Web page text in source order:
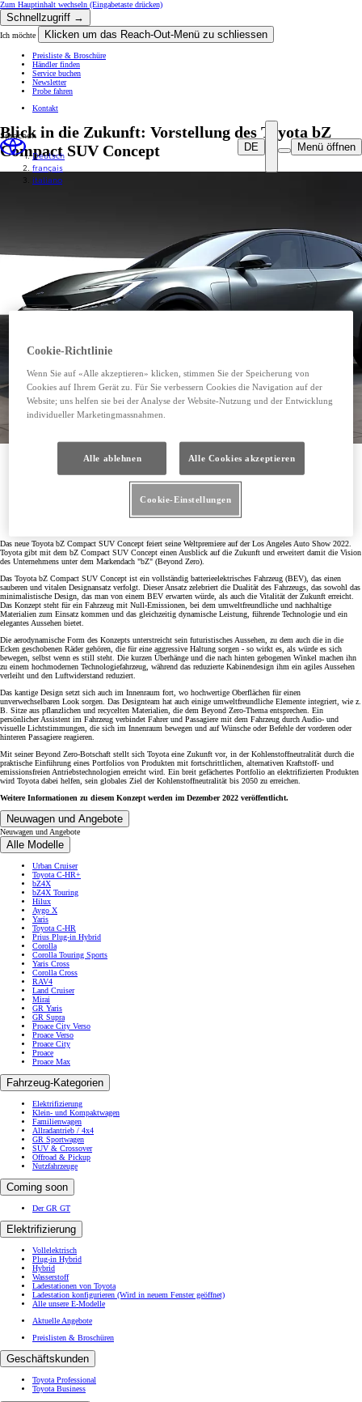
Zum Hauptinhalt wechseln (Eingabetaste drücken)
Schnellzugriff →
Ich möchte Klicken um das Reach-Out-Menü zu schliessen
Preisliste & Broschüre
Händler finden
Service buchen
Newsletter
Probe fahren
Kontakt
DE
Sprachen
Deutsch
français
italiano
Menü öffnen
Blick in die Zukunft: Vorstellung des Toyota bZ
Compact SUV Concept
Der bZ Compact SUV Concept ist Ausdruck eines sauberen/vitalen Designansatzes in Verbindung
Modernes Innendesign mit persönlichem Assistenten im Fahrzeug
Das neue Konzeptfahrzeug gibt einen Ausblick auf einen weiteren Schritt in der Toyota bZ
Das neue Toyota bZ Compact SUV Concept feiert seine Weltpremiere auf der Los Angeles Auto Show 2022.
Toyota gibt mit dem bZ Compact SUV Concept einen Ausblick auf die Zukunft und erweitert damit die Vision
des Unternehmens unter dem Markendach "bZ" (Beyond Zero).
Das Toyota bZ Compact SUV Concept ist ein vollständig batterieelektrisches Fahrzeug (BEV), das einen
sauberen und vitalen Designansatz verfolgt. Dieser Ansatz zelebriert die Dualität des Fahrzeugs, das sowohl das
minimalistische Design, das man von einem BEV erwarten würde, als auch die Vitalität der Zukunft erreicht.
Das Konzept steht für ein Fahrzeug mit Null-Emissionen, bei dem umweltfreundliche und nachhaltige
Materialien zum Einsatz kommen und das gleichzeitig dynamische Leistung, führende Technologie und ein
elegantes Aussehen bietet.
Die aerodynamische Form des Konzepts unterstreicht sein futuristisches Aussehen, zu dem auch die in die
Ecken geschobenen Räder gehören, die für eine aggressive Haltung sorgen - so wirkt es, als würde es sich
bewegen, selbst wenn es still steht. Die kurzen Überhänge und die nach hinten gebogenen Winkel machen ihn
zu einem hochmodernen Technologiefahrzeug, während das reduzierte Kabinendesign ihm ein agiles Aussehen
verleiht und den Luftwiderstand reduziert.
Das kantige Design setzt sich auch im Innenraum fort, wo hochwertige Oberflächen für einen
unverwechselbaren Look sorgen. Das Designteam hat auch einige umweltfreundliche Elemente integriert, wie z.
B. Sitze aus pflanzlichen und recycelten Materialien, die dem Beyond Zero-Thema entsprechen. Ein
persönlicher Assistent im Fahrzeug verbindet Fahrer und Passagiere mit dem Fahrzeug durch Audio- und
visuelle Lichtstimmungen, die sich im Innenraum bewegen und auf Wünsche oder Befehle der vorderen oder
hinteren Passagiere reagieren.
Mit seiner Beyond Zero-Botschaft stellt sich Toyota eine Zukunft vor, in der Kohlenstoffneutralität durch die
praktische Einführung eines Portfolios von Produkten mit fortschrittlichen, alternativen Kraftstoff- und
emissionsfreien Antriebstechnologien erreicht wird. Ein breit gefächertes Portfolio an elektrifizierten Produkten
wird Toyota dabei helfen, sein globales Ziel der Kohlenstoffneutralität bis 2050 zu erreichen.
Weitere Informationen zu diesem Konzept werden im Dezember 2022 veröffentlicht.
Neuwagen und Angebote
Neuwagen und Angebote
Alle Modelle
Urban Cruiser
Toyota C-HR+
bZ4X
bZ4X Touring
Hilux
Aygo X
Yaris
Toyota C-HR
Prius Plug-in Hybrid
Corolla
Corolla Touring Sports
Yaris Cross
Corolla Cross
RAV4
Land Cruiser
Mirai
GR Yaris
GR Supra
Proace City Verso
Proace Verso
Proace City
Proace
Proace Max
Fahrzeug-Kategorien
Elektrifizierung
Klein- und Kompaktwagen
Familienwagen
Allradantrieb / 4x4
GR Sportwagen
SUV & Crossover
Offroad & Pickup
Nutzfahrzeuge
Coming soon
Der GR GT
Elektrifizierung
Vollelektrisch
Plug-in Hybrid
Hybrid
Wasserstoff
Ladestationen von Toyota
Ladestation konfigurieren (Wird in neuem Fenster geöffnet)
Alle unsere E-Modelle
Aktuelle Angebote
Preislisten & Broschüren
Geschäftskunden
Toyota Professional
Toyota Business
Cookie-Richtlinie
Wenn Sie auf «Alle akzeptieren» klicken, stimmen Sie der Speicherung von
Cookies auf Ihrem Gerät zu. Für Sie verbessern Cookies die Navigation auf der
Website; uns helfen sie bei der Analyse der Website-Nutzung und der Entwicklung
individueller Marketingmassnahmen.
Alle ablehnen Alle Cookies akzeptieren
Cookie-Einstellungen